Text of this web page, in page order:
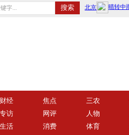
财经 焦点 三农
专访 网评 人物
生活 消费 体育